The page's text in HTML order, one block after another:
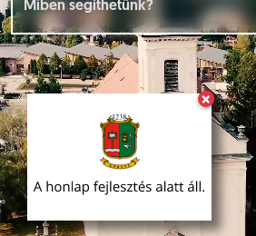
×
Hírek [
Események []
Dokumentumok []
Aloldalak [ ]